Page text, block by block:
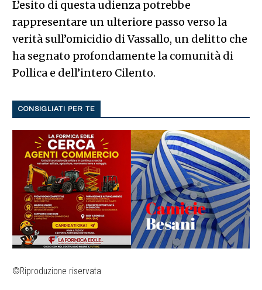
L’esito di questa udienza potrebbe
rappresentare un ulteriore passo verso la
verità sull’omicidio di Vassallo, un delitto che
ha segnato profondamente la comunità di
Pollica e dell’intero Cilento.
CONSIGLIATI PER TE
©Riproduzione riservata